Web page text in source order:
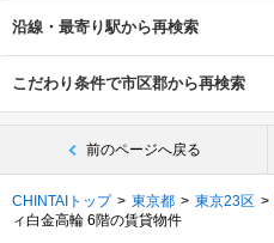
沿線・最寄り駅から再検索
こだわり条件で市区郡から再検索
前のページへ戻る
CHINTAIトップ 東京都 東京23区
ィ白金高輪 6階の賃貸物件